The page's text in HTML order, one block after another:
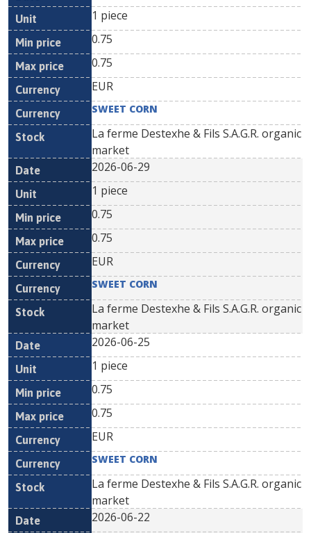
1 piece
0.75
0.75
EUR
SWEET CORN
La ferme Destexhe & Fils S.A.G.R. organic
market
2026-06-29
1 piece
0.75
0.75
EUR
SWEET CORN
La ferme Destexhe & Fils S.A.G.R. organic
market
2026-06-25
1 piece
0.75
0.75
EUR
SWEET CORN
La ferme Destexhe & Fils S.A.G.R. organic
market
2026-06-22